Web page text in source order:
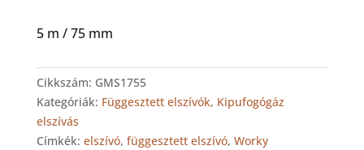
5 m / 75 mm
Cikkszám: GMS1755
Kategóriák: Függesztett elszívók, Kipufogógáz
elszívás
Címkék: elszívó, függesztett elszívó, Worky